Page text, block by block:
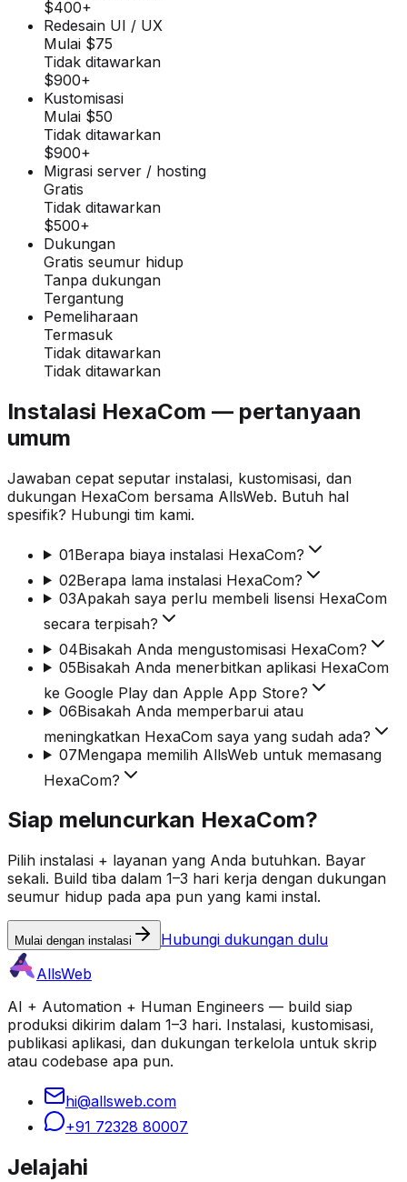
$400+
Redesain UI / UX
Mulai $75
Tidak ditawarkan
$900+
Kustomisasi
Mulai $50
Tidak ditawarkan
$900+
Migrasi server / hosting
Gratis
Tidak ditawarkan
$500+
Dukungan
Gratis seumur hidup
Tanpa dukungan
Tergantung
Pemeliharaan
Termasuk
Tidak ditawarkan
Tidak ditawarkan
Instalasi HexaCom — pertanyaan
umum
Jawaban cepat seputar instalasi, kustomisasi, dan
dukungan HexaCom bersama AllsWeb. Butuh hal
spesifik? Hubungi tim kami.
01Berapa biaya instalasi HexaCom?
02Berapa lama instalasi HexaCom?
03Apakah saya perlu membeli lisensi HexaCom
secara terpisah?
04Bisakah Anda mengustomisasi HexaCom?
05Bisakah Anda menerbitkan aplikasi HexaCom
ke Google Play dan Apple App Store?
06Bisakah Anda memperbarui atau
meningkatkan HexaCom saya yang sudah ada?
07Mengapa memilih AllsWeb untuk memasang
HexaCom?
Siap meluncurkan HexaCom?
Pilih instalasi + layanan yang Anda butuhkan. Bayar
sekali. Build tiba dalam 1–3 hari kerja dengan dukungan
seumur hidup pada apa pun yang kami instal.
Mulai dengan instalasi
Hubungi dukungan dulu
AllsWeb
AI + Automation + Human Engineers — build siap
produksi dikirim dalam 1–3 hari. Instalasi, kustomisasi,
publikasi aplikasi, dan dukungan terkelola untuk skrip
atau codebase apa pun.
hi@allsweb.com
+91 72328 80007
Jelajahi